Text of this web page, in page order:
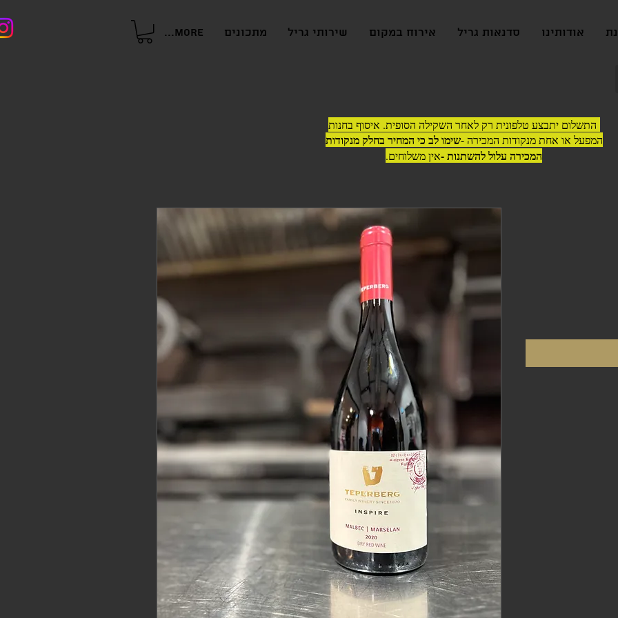
אודותינו סדנאות גריל אירוח במקום שירותי גריל מתכונים More...
התשלום יתבצע טלפונית רק לאחר השקילה הסופית. איסוף בחנות
המפעל או אחת מנקודות המכירה -שימו לב כי המחיר בחלק מנקודות
המכירה עלול להשתנות -אין משלוחים.